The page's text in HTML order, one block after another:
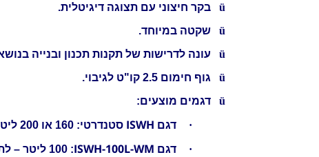
ü
בקר חיצוני עם תצוגה דיגיטלית.
ü
שקטה במיוחד.
ü
עונה לדרישות של תקנות תכנון ובנייה
ü
גוף חימום 2.5 קו"ט לגיבוי.
ü
דגמים מוצעים:
· דגם ISWH סטנדרטי: 160 או 200 ליטר – לעמידה על הריצפה (במסתור כביסה או מקום מקורה)
· דגם ISWH-100L-WM: 100 ליטר – לתלייה אופקית על הקיר.